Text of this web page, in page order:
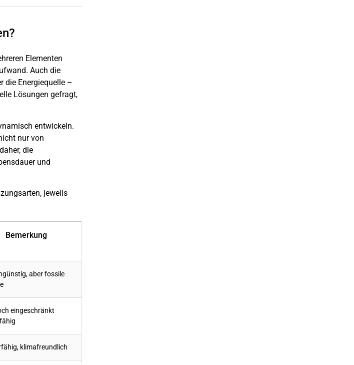
Elementen
Auch die
die Energiequelle –
Lösungen gefragt,
entwickeln.
nur von
die
und
jeweils
Bemerkung
aber fossile
eingeschränkt
klimafreundlich